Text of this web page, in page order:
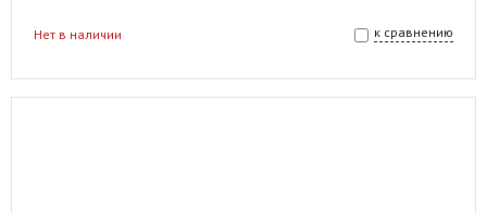
к сравнению
Нет в наличии